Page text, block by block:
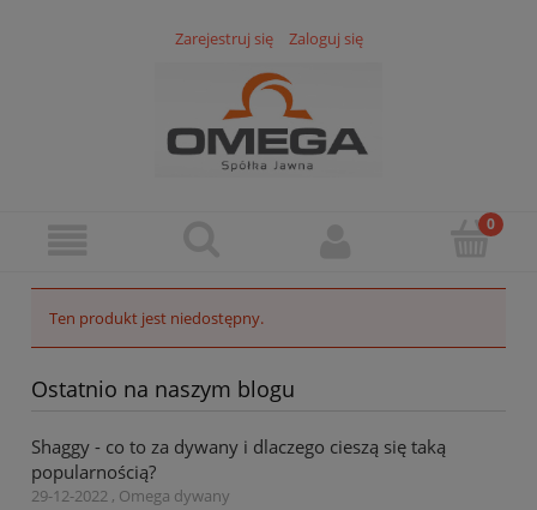
Zarejestruj się Zaloguj się
Ten produkt jest niedostępny.
Ostatnio na naszym blogu
Shaggy - co to za dywany i dlaczego cieszą się taką
popularnością?
29-12-2022 , Omega dywany